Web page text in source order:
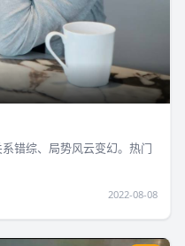
错综、局势风云变幻。热门
2022-08-08